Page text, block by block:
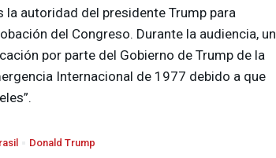
autoridad del presidente Trump para
del Congreso. Durante la audiencia, un
por parte del Gobierno de Trump de la
Internacional de 1977 debido a que
Donald Trump